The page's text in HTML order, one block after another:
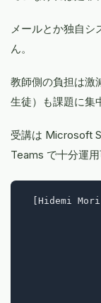
メールとか独自シ
ん。
教師側の負担は激
生徒）も課題に集
受講は Microsoft
Teams で十分運用
[Hidemi